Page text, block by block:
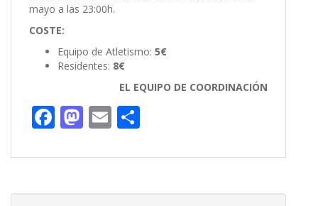
mayo a las 23:00h.
COSTE:
Equipo de Atletismo: 5€
Residentes: 8€
EL EQUIPO DE COORDINACIÓN
F
e
b
M
to
d
E
ai
l
m
p